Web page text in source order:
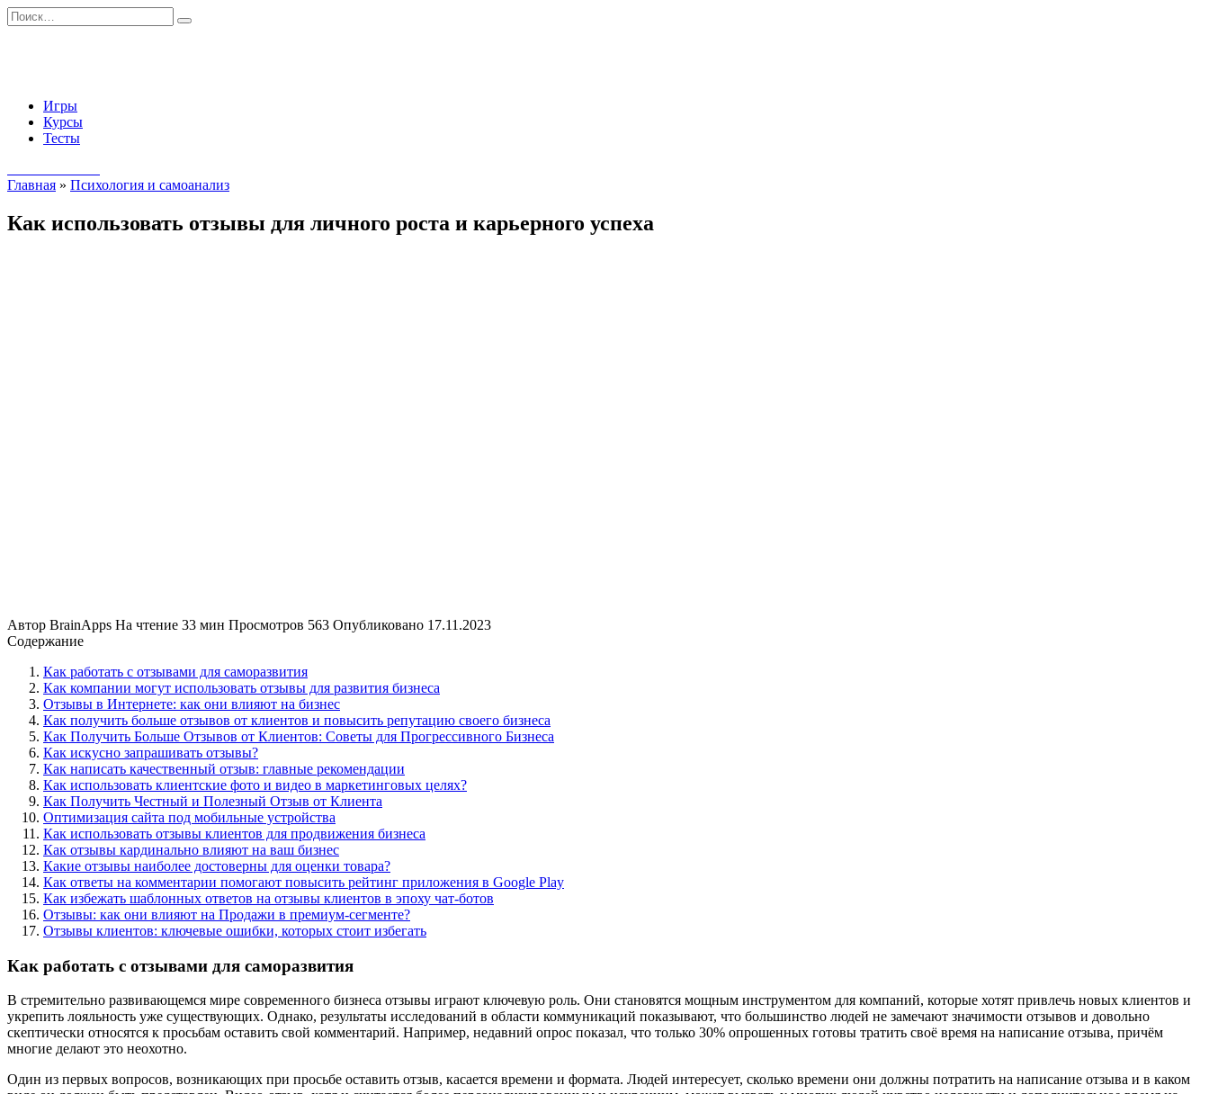
Перейти
к
Search
for:
Игры
Курсы
Тесты
Главная » Психология и самоанализ
Как использовать отзывы для личного роста и карьерного успеха
Автор BrainApps На чтение 33 мин Просмотров 563 Опубликовано 17.11.2023
Содержание
Как работать с отзывами для саморазвития
Как компании могут использовать отзывы для развития бизнеса
Отзывы в Интернете: как они влияют на бизнес
Как получить больше отзывов от клиентов и повысить репутацию своего бизнеса
Как Получить Больше Отзывов от Клиентов: Советы для Прогрессивного Бизнеса
Как искусно запрашивать отзывы?
Как написать качественный отзыв: главные рекомендации
Как использовать клиентские фото и видео в маркетинговых целях?
Как Получить Честный и Полезный Отзыв от Клиента
Оптимизация сайта под мобильные устройства
Как использовать отзывы клиентов для продвижения бизнеса
Как отзывы кардинально влияют на ваш бизнес
Какие отзывы наиболее достоверны для оценки товара?
Как ответы на комментарии помогают повысить рейтинг приложения в Google Play
Как избежать шаблонных ответов на отзывы клиентов в эпоху чат-ботов
Отзывы: как они влияют на Продажи в премиум-сегменте?
Отзывы клиентов: ключевые ошибки, которых стоит избегать
Как работать с отзывами для саморазвития
В стремительно развивающемся мире современного бизнеса отзывы играют ключевую роль. Они становятся мощным инструментом для компаний, которые хотят привлечь новых клиентов и
укрепить лояльность уже существующих. Однако, результаты исследований в области коммуникаций показывают, что большинство людей не замечают значимости отзывов и довольно
скептически относятся к просьбам оставить свой комментарий. Например, недавний опрос показал, что только 30% опрошенных готовы тратить своё время на написание отзыва, причём
многие делают это неохотно.
Один из первых вопросов, возникающих при просьбе оставить отзыв, касается времени и формата. Людей интересует, сколько времени они должны потратить на написание отзыва и в каком